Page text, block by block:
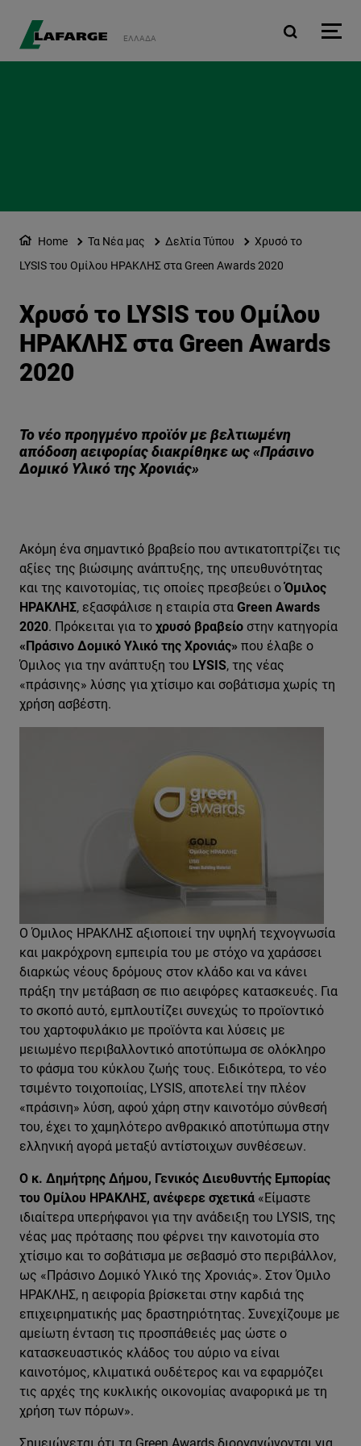
ΕΛΛΆΔΑ
Home Τα Νέα μας Δελτία Τύπου
Χρυσό το
LYSIS του Ομίλου ΗΡΑΚΛΗΣ στα Green Awards 2020
Χρυσό το LYSIS του Ομίλου
ΗΡΑΚΛΗΣ στα Green Awards
2020
Το νέο προηγμένο προϊόν με βελτιωμένη
απόδοση αειφορίας διακρίθηκε ως «Πράσινο
Δομικό Υλικό της Χρονιάς»
Ακόμη ένα σημαντικό βραβείο που αντικατοπτρίζει τις
αξίες της βιώσιμης ανάπτυξης, της υπευθυνότητας
και της καινοτομίας, τις οποίες πρεσβεύει οΌμιλος
ΗΡΑΚΛΗΣ, εξασφάλισε η εταιρία στα Green Awards
2020. Πρόκειται για το χρυσό βραβείο στην κατηγορία
«Πράσινο Δομικό Υλικό της Χρονιάς» που έλαβε ο
Όμιλος για την ανάπτυξη του LYSIS, της νέας
«πράσινης» λύσης για χτίσιμο και σοβάτισμα χωρίς τη
χρήση ασβέστη.
Ο Όμιλος ΗΡΑΚΛΗΣ αξιοποιεί την υψηλή τεχνογνωσία
και μακρόχρονη εμπειρία του με στόχο να χαράσσει
διαρκώς νέους δρόμους στον κλάδο και να κάνει
πράξη την μετάβαση σε πιο αειφόρες κατασκευές. Για
το σκοπό αυτό, εμπλουτίζει συνεχώς το προϊοντικό
του χαρτοφυλάκιο με προϊόντα και λύσεις με
μειωμένο περιβαλλοντικό αποτύπωμα σε ολόκληρο
το φάσμα του κύκλου ζωής τους. Ειδικότερα, το νέο
τσιμέντο τοιχοποιίας, LYSIS, αποτελεί την πλέον
«πράσινη» λύση, αφού χάρη στην καινοτόμο σύνθεσή
του, έχει το χαμηλότερο ανθρακικό αποτύπωμα στην
ελληνική αγορά μεταξύ αντίστοιχων συνθέσεων.
Ο κ. Δημήτρης Δήμου, Γενικός Διευθυντής Εμπορίας
του Ομίλου ΗΡΑΚΛΗΣ, ανέφερε σχετικά «Είμαστε
ιδιαίτερα υπερήφανοι για την ανάδειξη του LYSIS, της
νέας μας πρότασης που φέρνει την καινοτομία στο
χτίσιμο και το σοβάτισμα με σεβασμό στο περιβάλλον,
ως «Πράσινο Δομικό Υλικό της Χρονιάς». Στον Όμιλο
ΗΡΑΚΛΗΣ, η αειφορία βρίσκεται στην καρδιά της
επιχειρηματικής μας δραστηριότητας. Συνεχίζουμε με
αμείωτη ένταση τις προσπάθειές μας ώστε ο
κατασκευαστικός κλάδος του αύριο να είναι
καινοτόμος, κλιματικά ουδέτερος και να εφαρμόζει
τις αρχές της κυκλικής οικονομίας αναφορικά με τη
χρήση των πόρων».